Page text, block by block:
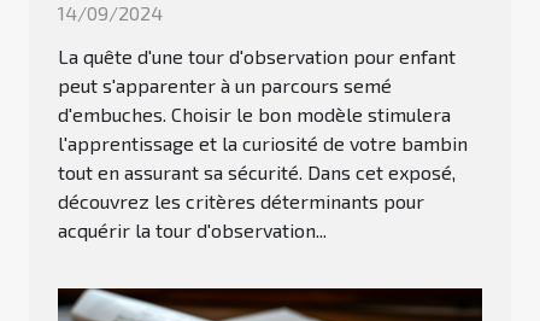
14/09/2024
La quête d'une tour d'observation pour enfant
peut s'apparenter à un parcours semé
d'embuches. Choisir le bon modèle stimulera
l'apprentissage et la curiosité de votre bambin
tout en assurant sa sécurité. Dans cet exposé,
découvrez les critères déterminants pour
acquérir la tour d'observation...